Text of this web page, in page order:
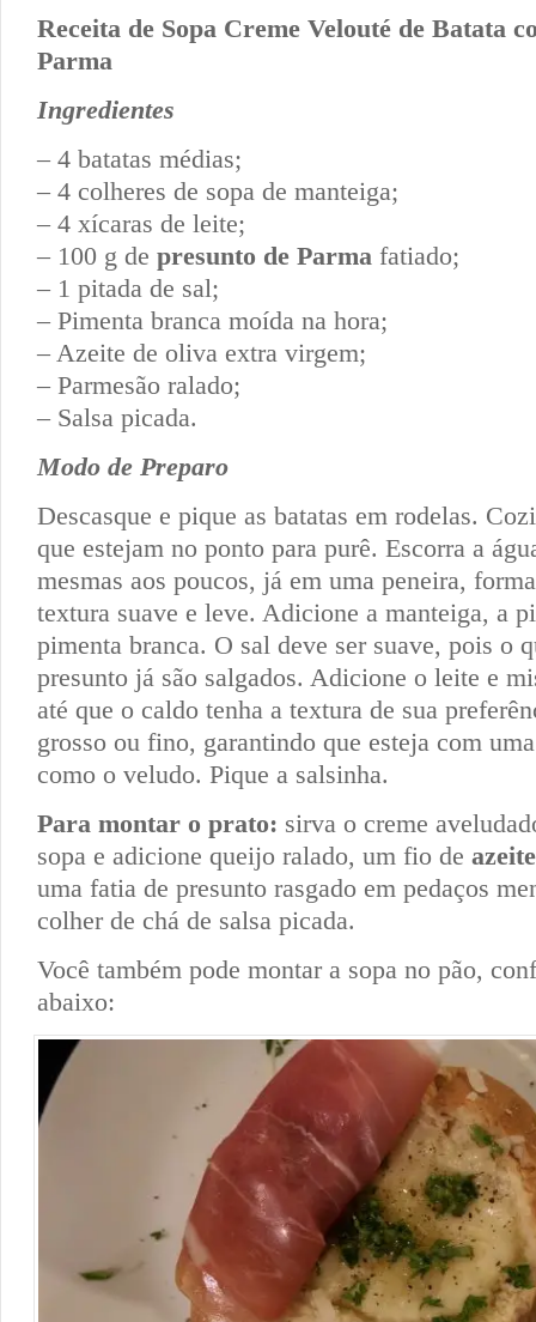
Receita de Sopa Creme Velouté de Batata
Parma
Ingredientes
– 4 batatas médias;
– 4 colheres de sopa de manteiga;
– 4 xícaras de leite;
– 100 g de presunto de Parma fatiado;
– 1 pitada de sal;
– Pimenta branca moída na hora;
– Azeite de oliva extra virgem;
– Parmesão ralado;
– Salsa picada.
Modo de Preparo
Descasque e pique as batatas em rodelas.
que estejam no ponto para purê. Escorra a
mesmas aos poucos, já em uma peneira,
textura suave e leve. Adicione a manteiga, a
pimenta branca. O sal deve ser suave, pois o
presunto já são salgados. Adicione o leite e
até que o caldo tenha a textura de sua
grosso ou fino, garantindo que esteja com
como o veludo. Pique a salsinha.
Para montar o prato: sirva o creme
sopa e adicione queijo ralado, um fio de
uma fatia de presunto rasgado em pedaços
colher de chá de salsa picada.
Você também pode montar a sopa no pão,
abaixo: